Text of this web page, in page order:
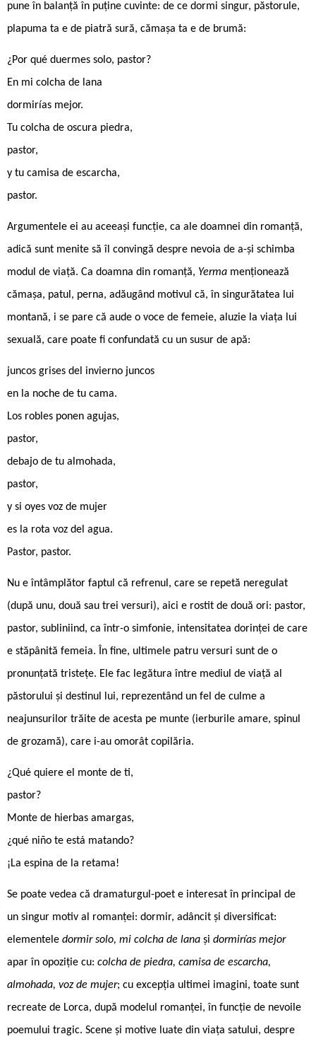
pune în balanță în puține cuvinte: de ce dormi singur, păstorule,
plapuma ta e de piatră sură, cămașa ta e de brumă:
¿Por qué duermes solo, pastor?
En mi colcha de lana
dormirías mejor.
Tu colcha de oscura piedra,
pastor,
y tu camisa de escarcha,
pastor.
Argumentele ei au aceeași funcție, ca ale doamnei din romanță,
adică sunt menite să îl convingă despre nevoia de a-și schimba
modul de viață. Ca doamna din romanță, Yerma menționează
cămașa, patul, perna, adăugând motivul că, în singurătatea lui
montană, i se pare că aude o voce de femeie, aluzie la viața lui
sexuală, care poate fi confundată cu un susur de apă:
juncos grises del invierno juncos
en la noche de tu cama.
Los robles ponen agujas,
pastor,
debajo de tu almohada,
pastor,
y si oyes voz de mujer
es la rota voz del agua.
Pastor, pastor.
Nu e întâmplător faptul că refrenul, care se repetă neregulat
(după unu, două sau trei versuri), aici e rostit de două ori: pastor,
pastor, subliniind, ca într-o simfonie, intensitatea dorinței de care
e stăpânită femeia. În fine, ultimele patru versuri sunt de o
pronunțată tristețe. Ele fac legătura între mediul de viață al
păstorului și destinul lui, reprezentând un fel de culme a
neajunsurilor trăite de acesta pe munte (ierburile amare, spinul
de grozamă), care i-au omorât copilăria.
¿Qué quiere el monte de ti,
pastor?
Monte de hierbas amargas,
¿qué niño te está matando?
¡La espina de la retama!
Se poate vedea că dramaturgul-poet e interesat în principal de
un singur motiv al romanței: dormir, adâncit și diversificat:
elementele dormir solo, mi colcha de lana și dormirías mejor
apar în opoziție cu: colcha de piedra, camisa de escarcha,
almohada, voz de mujer; cu excepția ultimei imagini, toate sunt
recreate de Lorca, după modelul romanței, în funcție de nevoile
poemului tragic. Scene și motive luate din viața satului, despre